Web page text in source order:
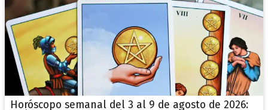
Horóscopo semanal del 3 al 9 de agosto de 2026: